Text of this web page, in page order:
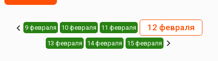
9 февраля 10 февраля 11 февраля 12 февраля
13 февраля 14 февраля 15 февраля